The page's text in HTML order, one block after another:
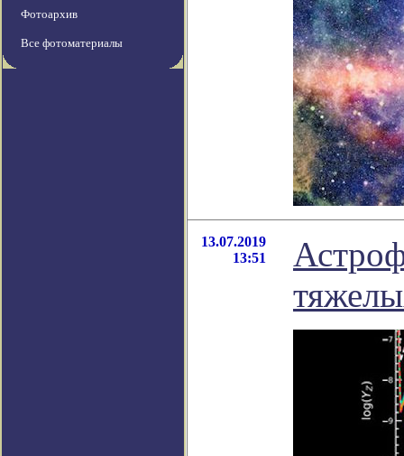
Фотоархив
Все фотоматериалы
13.07.2019
13:51